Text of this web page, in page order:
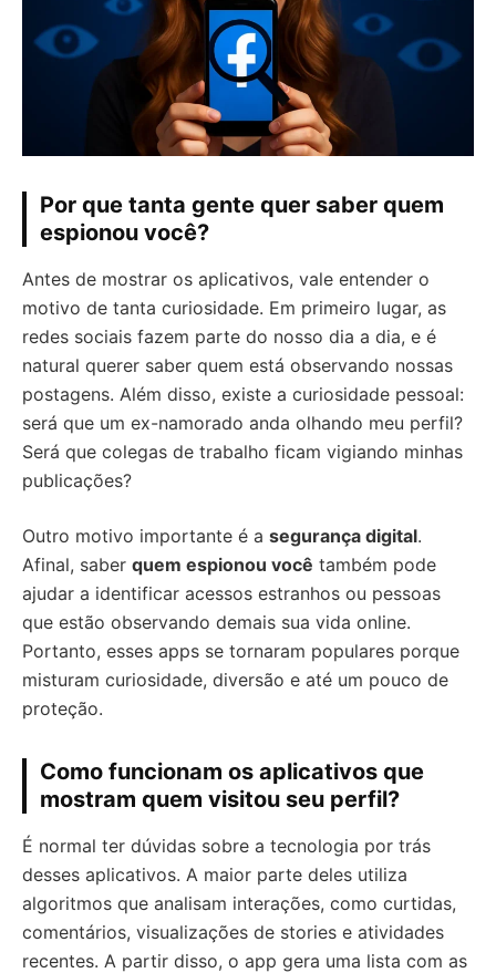
Por que tanta gente quer saber quem
espionou você?
Antes de mostrar os aplicativos, vale entender o
motivo de tanta curiosidade. Em primeiro lugar, as
redes sociais fazem parte do nosso dia a dia, e é
natural querer saber quem está observando nossas
postagens. Além disso, existe a curiosidade pessoal:
será que um ex-namorado anda olhando meu perfil?
Será que colegas de trabalho ficam vigiando minhas
publicações?
Outro motivo importante é a segurança digital.
Afinal, saber quem espionou você também pode
ajudar a identificar acessos estranhos ou pessoas
que estão observando demais sua vida online.
Portanto, esses apps se tornaram populares porque
misturam curiosidade, diversão e até um pouco de
proteção.
Como funcionam os aplicativos que
mostram quem visitou seu perfil?
É normal ter dúvidas sobre a tecnologia por trás
desses aplicativos. A maior parte deles utiliza
algoritmos que analisam interações, como curtidas,
comentários, visualizações de stories e atividades
recentes. A partir disso, o app gera uma lista com as